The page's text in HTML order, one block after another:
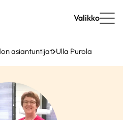
Valikko
asiantuntijat Ulla Purola